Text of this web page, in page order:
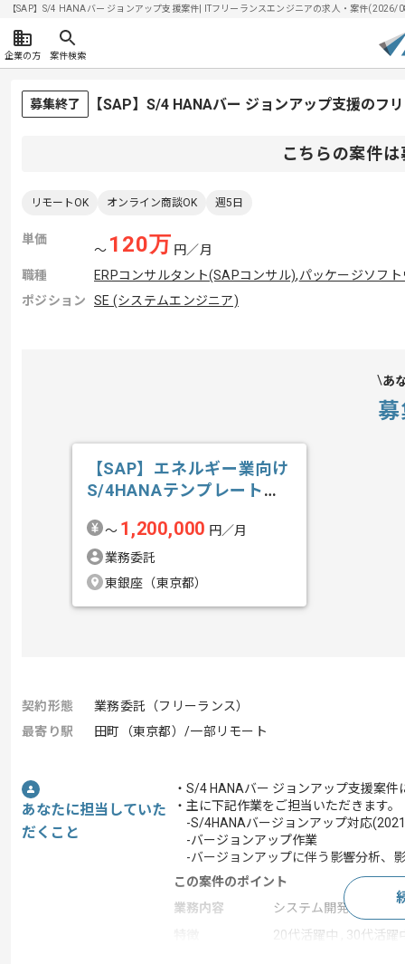
【SAP】S/4 HANAバー ジョンアップ支援案件| ITフリーランスエンジニアの求人・案件(2026/
企業の方 案件検索
募集終了 【SAP】S/4 HANAバー ジョンアップ支援のフ
こちらの案件
リモートOK オンライン商談OK 週5日
単価
〜 120万 円／月
職種
ERPコンサルタント(SAPコンサル),パッケージソフ
ポジション
SE (システムエンジニア)
あ
【SAP】エネルギー業向け
S/4HANAテンプレート導
〜 1,200,000 円／月
業務委託
東銀座（東京都）
契約形態
業務委託（フリーランス）
最寄り駅
田町（東京都）/一部リモート
あなたに担当していた
だくこと
・S/4 HANAバー ジョンアップ支援案
・主に下記作業をご担当いただきます。
-S/4HANAバージョンアップ対応
-バージョンアップ作業
-バージョンアップに伴う影響分析、
この案件のポイント
業務内容
システム開発
20代活躍中 , 30代活躍